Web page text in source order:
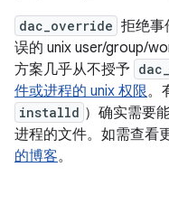
dac_override 拒绝事
误的 unix user/group/
方案几乎从不授予
件或进程的 unix 权限。
installd ）确实需要
进程的文件。如需查看
的博客。